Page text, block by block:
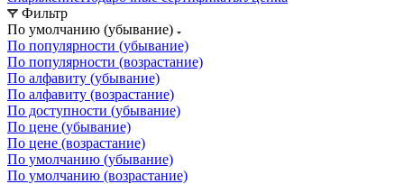
Фильтр
По умолчанию (убывание)
По популярности (убывание)
По популярности (возрастание)
По алфавиту (убывание)
По алфавиту (возрастание)
По доступности (убывание)
По цене (убывание)
По цене (возрастание)
По умолчанию (убывание)
По умолчанию (возрастание)